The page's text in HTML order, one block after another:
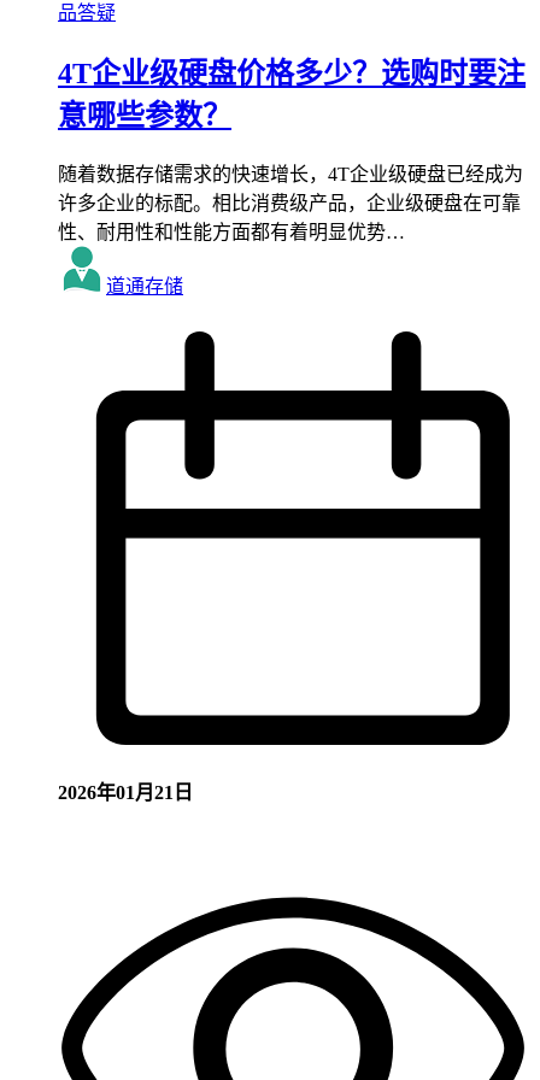
品答疑
4T企业级硬盘价格多少？选购时要注
意哪些参数？
随着数据存储需求的快速增长，4T企业级硬盘已经成为
许多企业的标配。相比消费级产品，企业级硬盘在可靠
性、耐用性和性能方面都有着明显优势…
道通存储
2026年01月21日